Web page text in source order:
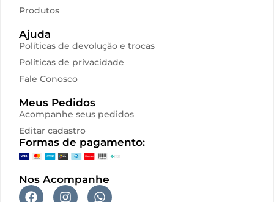
Produtos
Ajuda
Políticas de devolução e trocas
Políticas de privacidade
Fale Conosco
Meus Pedidos
Acompanhe seus pedidos
Editar cadastro
Formas de pagamento:
Nos Acompanhe